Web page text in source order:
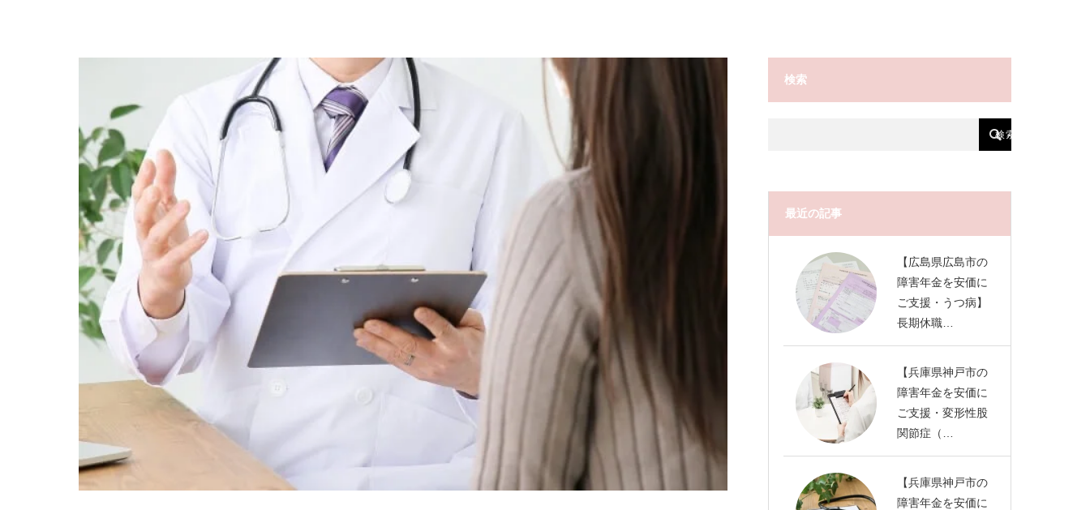
検索
最近の記事
【広島県広島市の
障害年金を安価に
ご支援・うつ病】
長期休職…
【兵庫県神戸市の
障害年金を安価に
ご支援・変形性股
関節症（…
【兵庫県神戸市の
障害年金を安価に